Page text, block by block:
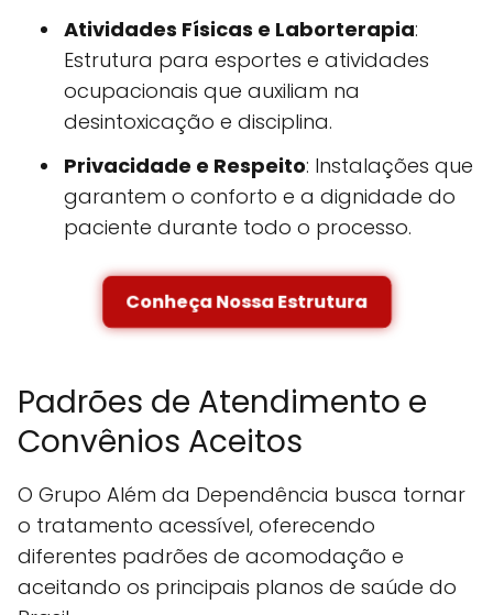
Atividades Físicas e Laborterapia:
Estrutura para esportes e atividades
ocupacionais que auxiliam na
desintoxicação e disciplina.
Privacidade e Respeito: Instalações que
garantem o conforto e a dignidade do
paciente durante todo o processo.
Conheça Nossa Estrutura
Padrões de Atendimento e
Convênios Aceitos
O Grupo Além da Dependência busca tornar
o tratamento acessível, oferecendo
diferentes padrões de acomodação e
aceitando os principais planos de saúde do